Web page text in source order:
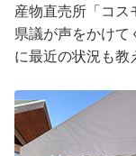
産物直売所「コス
県議が声をかけて
に最近の状況も教